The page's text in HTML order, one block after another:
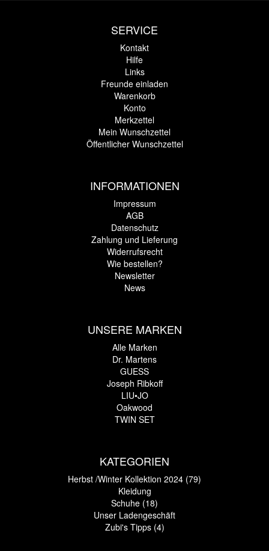
SERVICE
Kontakt
Hilfe
Links
Freunde einladen
Warenkorb
Konto
Merkzettel
Mein Wunschzettel
Öffentlicher Wunschzettel
INFORMATIONEN
Impressum
AGB
Datenschutz
Zahlung und Lieferung
Widerrufsrecht
Wie bestellen?
Newsletter
News
UNSERE MARKEN
Alle Marken
Dr. Martens
GUESS
Joseph Ribkoff
LIU•JO
Oakwood
TWIN SET
KATEGORIEN
Herbst /Winter Kollektion 2024 (79)
Kleidung
Schuhe (18)
Unser Ladengeschäft
Zubi's Tipps (4)